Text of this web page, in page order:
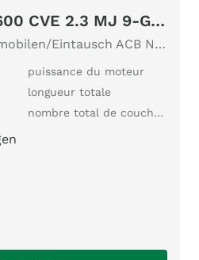
Sunlight CLIFF 600 CVE 2.3 MJ 9-GANG AUTOMAT
ACB Ankauf v Wohnmobilen/Eintausch ACB Nr.305 2xAC AHK Solar
puissance du moteur
longueur totale
nombre total de couchages